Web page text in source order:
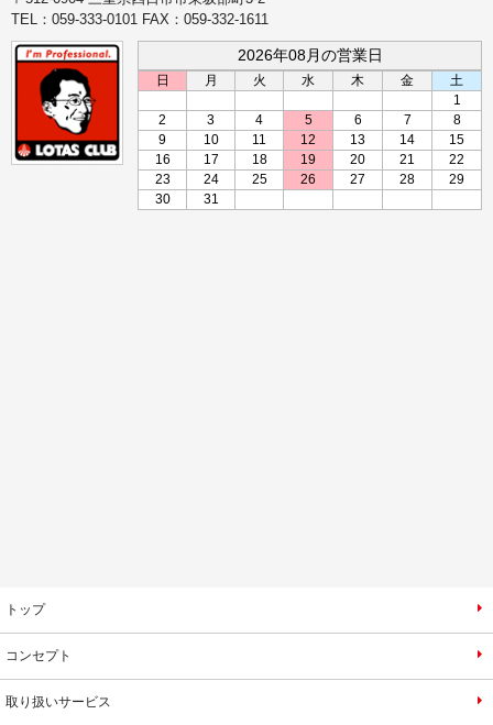
TEL：059-333-0101 FAX：059-332-1611
2026年08月の営業日
日 月 火 水 木 金
土
1
2
3 4 5 6 7
8
9
10 11 12 13 14
15
16
17 18 19 20 21
22
23
24 25 26 27 28
29
30
31
トップ
コンセプト
取り扱いサービス